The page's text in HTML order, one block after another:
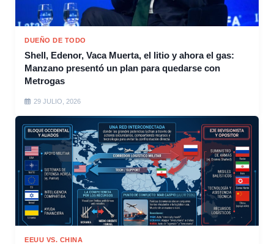
DUEÑO DE TODO
Shell, Edenor, Vaca Muerta, el litio y ahora el gas:
Manzano presentó un plan para quedarse con
Metrogas
29 JULIO, 2026
EEUU VS. CHINA